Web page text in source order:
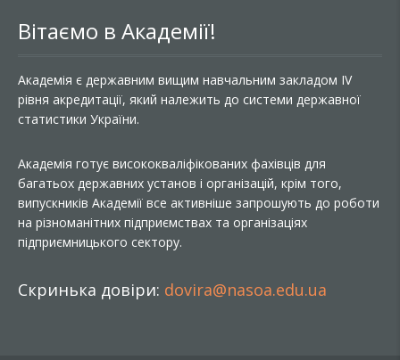
Вітаємо в Академії!
Академія є державним вищим навчальним закладом IV
рівня акредитації, який належить до системи державної
статистики України.
Академія готує висококваліфікованих фахівців для
багатьох державних установ і організацій, крім того,
випускників Академії все активніше запрошують до роботи
на різноманітних підприємствах та організаціях
підприємницького сектору.
Скринька довіри: dovira@nasoa.edu.ua